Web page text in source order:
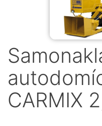
CARMIX